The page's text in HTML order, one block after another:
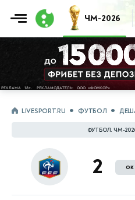
ЧМ-2026
LIVESPORT.RU ФУТБОЛ
ФУТБОЛ. ЧМ-
2 ок